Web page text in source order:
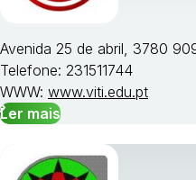
Avenida 25 de abril, 3780
Telefone: 231511744
WWW: www.viti.edu.pt
Ler mais